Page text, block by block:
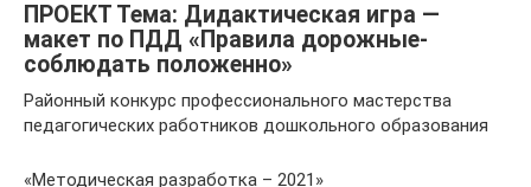
ПРОЕКТ Тема: Дидактическая игра —
макет по ПДД «Правила дорожные-
соблюдать положенно»
Районный конкурс профессионального мастерства
педагогических работников дошкольного образования
«Методическая разработка – 2021»